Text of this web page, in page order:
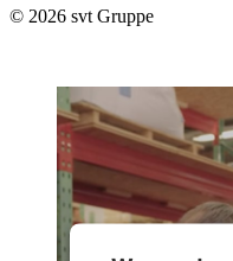
© 2026 svt Gruppe